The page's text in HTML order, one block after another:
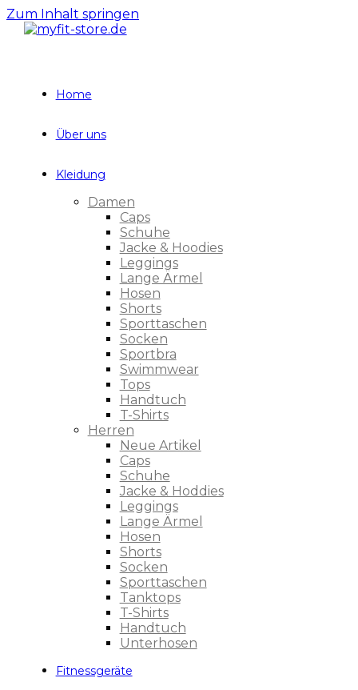
Zum Inhalt springen
Home
Über uns
Kleidung
Damen
Caps
Schuhe
Jacke & Hoodies
Leggings
Lange Ärmel
Hosen
Shorts
Sporttaschen
Socken
Sportbra
Swimmwear
Tops
Handtuch
T-Shirts
Herren
Neue Artikel
Caps
Schuhe
Jacke & Hoddies
Leggings
Lange Ärmel
Hosen
Shorts
Socken
Sporttaschen
Tanktops
T-Shirts
Handtuch
Unterhosen
Fitnessgeräte